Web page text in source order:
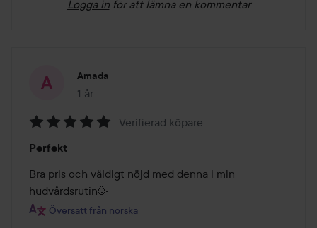
Logga in för att lämna en kommentar
Amada
1 år
Inlägget skapades 1 år
5
av
5
Verifierad köpare
Perfekt
Bra pris och väldigt nöjd med denna i min
hudvårdsrutin🥳
Översatt från norska